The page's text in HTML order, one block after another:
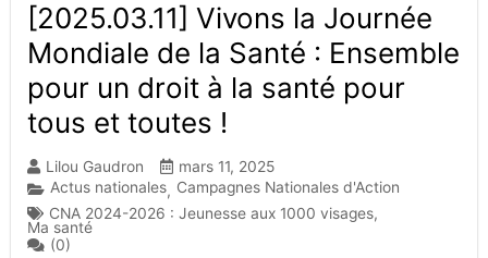
[2025.03.11] Vivons la Journée
Mondiale de la Santé : Ensemble
pour un droit à la santé pour
tous et toutes !
Lilou Gaudron
mars 11, 2025
Actus nationales, Campagnes Nationales d'Action
CNA 2024-2026 : Jeunesse aux 1000 visages,
Ma santé
(0)